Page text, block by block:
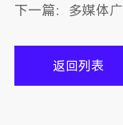
下一篇： 多媒体
返回列表